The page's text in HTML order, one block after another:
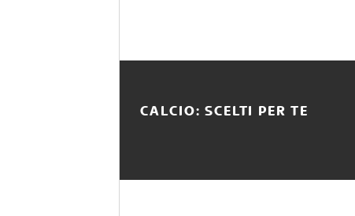
CALCIO: SCELTI PER TE